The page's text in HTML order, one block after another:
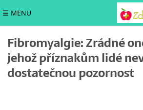
☰ MENU
Fibromyalgie: Zrádné
jehož příznakům lidé
dostatečnou pozornost